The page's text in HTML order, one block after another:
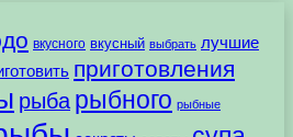
вкусного вкусный выбрать лучшие
приготовления
рыба рыбного рыбные